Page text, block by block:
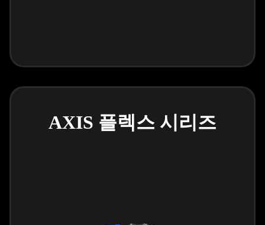
AXIS 플렉스 시리즈